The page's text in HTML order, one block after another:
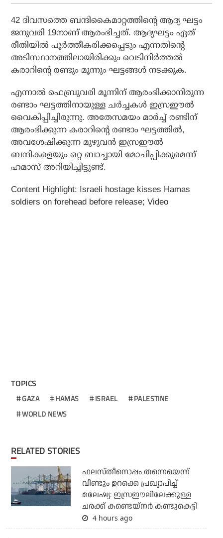
42 ദിവസത്തെ ബന്ദികൈമാറ്റത്തിന്റെ ആദ്യ ഘട്ടം
ജനുവരി 19നാണ് ആരംഭിച്ചത്. ആദ്യഘട്ടം ഏത്
രീതിയില്‍ പൂര്‍ത്തീകരിക്കപ്പെടും എന്നതിന്റെ
അടിസ്ഥാനത്തിലായിരിക്കും വെടിനിര്‍ത്തല്‍
കരാറിന്റെ രണ്ടും മൂന്നും ഘട്ടങ്ങള്‍ നടക്കുക.
എന്നാല്‍ ഫെബ്രുവരി മൂന്നിന് ആരംഭിക്കാനിരുന്ന
രണ്ടാം ഘട്ടത്തിനായുള്ള ചര്‍ച്ചകള്‍ ഇസ്രഈല്‍
വൈകിപ്പിച്ചിരുന്നു. അതേസമയം മാര്‍ച്ച് രണ്ടിന്
ആരംഭിക്കുന്ന കരാറിന്റെ രണ്ടാം ഘട്ടത്തില്‍,
അവശേഷിക്കുന്ന മുഴുവന്‍ ഇസ്രഈല്‍
ബന്ദികളെയും ഒറ്റ ബാച്ചായി മോചിപ്പിക്കുമെന്ന്
ഹമാസ് അറിയിച്ചിട്ടുണ്ട്.
Content Highlight: Israeli hostage kisses Hamas
soldiers on forehead before release; Video
TOPICS
GAZA HAMAS ISRAEL
PALESTINE
WORLD NEWS
RELATED STORIES
ഫലസ്തീനൊപ്പം തന്നെയെന്ന്
വീണ്ടും ഉറക്കെ പ്രഖ്യാപിച്ച്
മലേഷ്യ: ഇസ്രഈലിലേക്കുള്ള
ചരക്ക് കണ്ടെയ്‌നര്‍ കണ്ടുകെട്ടി
4 hours ago